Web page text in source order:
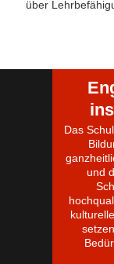
über
Das
und